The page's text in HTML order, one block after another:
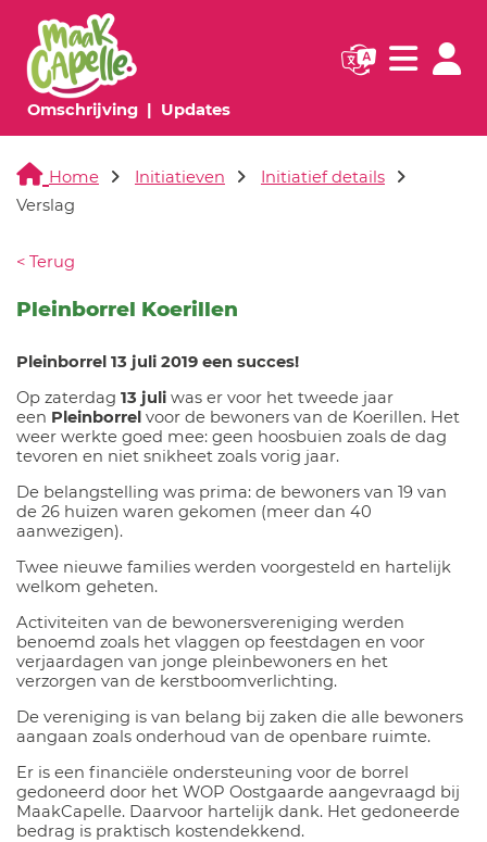
Omschrijving(huidige pagina)
Updates(huidige pagina)
Navigatie
Home Initiatieven
Initiatief details
Verslag
< Terug
Pleinborrel Koerillen
Pleinborrel 13 juli 2019 een succes!
Op zaterdag 13 juli was er voor het tweede jaar
een Pleinborrel voor de bewoners van de Koerillen. Het
weer werkte goed mee: geen hoosbuien zoals de dag
tevoren en niet snikheet zoals vorig jaar.
De belangstelling was prima: de bewoners van 19 van
de 26 huizen waren gekomen (meer dan 40
aanwezigen).
Twee nieuwe families werden voorgesteld en hartelijk
welkom geheten.
Activiteiten van de bewonersvereniging werden
benoemd zoals het vlaggen op feestdagen en voor
verjaardagen van jonge pleinbewoners en het
verzorgen van de kerstboomverlichting.
De vereniging is van belang bij zaken die alle bewoners
aangaan zoals onderhoud van de openbare ruimte.
Er is een financiële ondersteuning voor de borrel
gedoneerd door het WOP Oostgaarde aangevraagd bij
MaakCapelle. Daarvoor hartelijk dank. Het gedoneerde
bedrag is praktisch kostendekkend.